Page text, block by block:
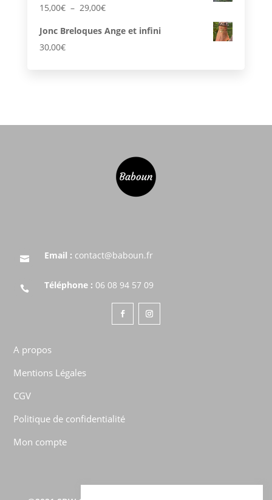
15,00€ – 29,00€Plage
prix :
Jonc Breloques Ange et infini
30,00€
 Email : contact@baboun.fr
 Téléphone : 06 08 94 57 09
A propos
Mentions Légales
CGV
Politique de confidentialité
Mon compte